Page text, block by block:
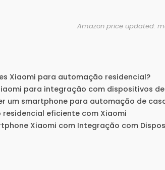
Amazon price updated:
Xiaomi para automação residencial?
para integração com dispositivos
um smartphone para automação de
eficiente com Xiaomi
Xiaomi com Integração com